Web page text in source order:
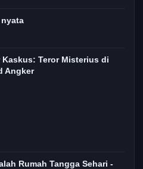
Kaskus: Teror Misterius di
Angker
Rumah Tangga Sehari -